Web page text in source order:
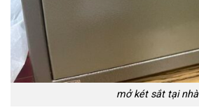
mở két sắt tại nhà